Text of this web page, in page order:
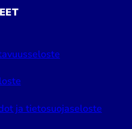
ja tietosuojaseloste